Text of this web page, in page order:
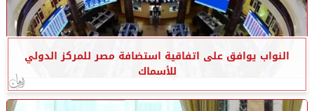
النواب يوافق على اتفاقية استضافة مصر للمركز الدولي
للأسماك